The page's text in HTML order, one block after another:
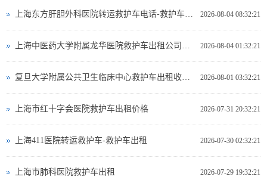
2026-08-04 08:32:21
2026-08-04 01:32:21
2026-08-01 03:32:21
2026-07-31 20:32:21
上海市红十字会医院救护车出租价格
2026-07-30 02:32:21
上海411医院转运救护车-救护车出租
2026-07-29 19:32:21
上海市肺科医院救护车出租